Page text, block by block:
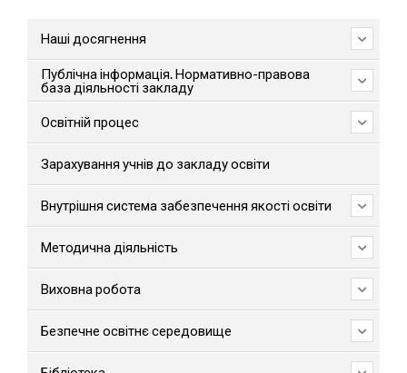
Наші досягнення
Публічна інформація. Нормативно-правова
база діяльності закладу
Освітній процес
Зарахування учнів до закладу освіти
Внутрішня система забезпечення якості освіти
Методична діяльність
Виховна робота
Безпечне освітнє середовище